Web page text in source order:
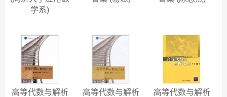
学系)
高等代数与解析
高等代数与解析
高等代数与解析